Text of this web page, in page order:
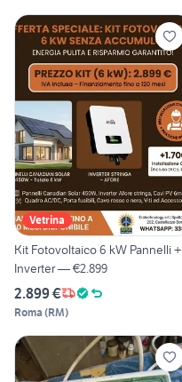
Vetrina
Kit Fotovoltaico 6 kW Pannelli +
Inverter — €2.899
2.899 €
Roma (RM)